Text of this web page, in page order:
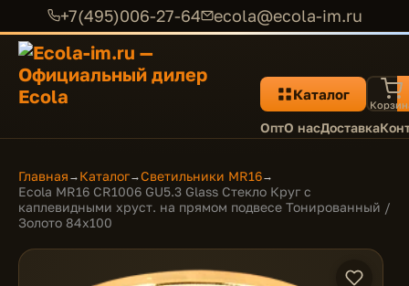
+7(495)006-27-64 ecola@ecola-im.ru
Каталог
ОптО насДоставка
Главная → Каталог→Светильники MR16→
Ecola MR16 CR1006 GU5.3 Glass Стекло Круг с
каплевидными хруст. на прямом подвесе Тонированный /
Золото 84x100